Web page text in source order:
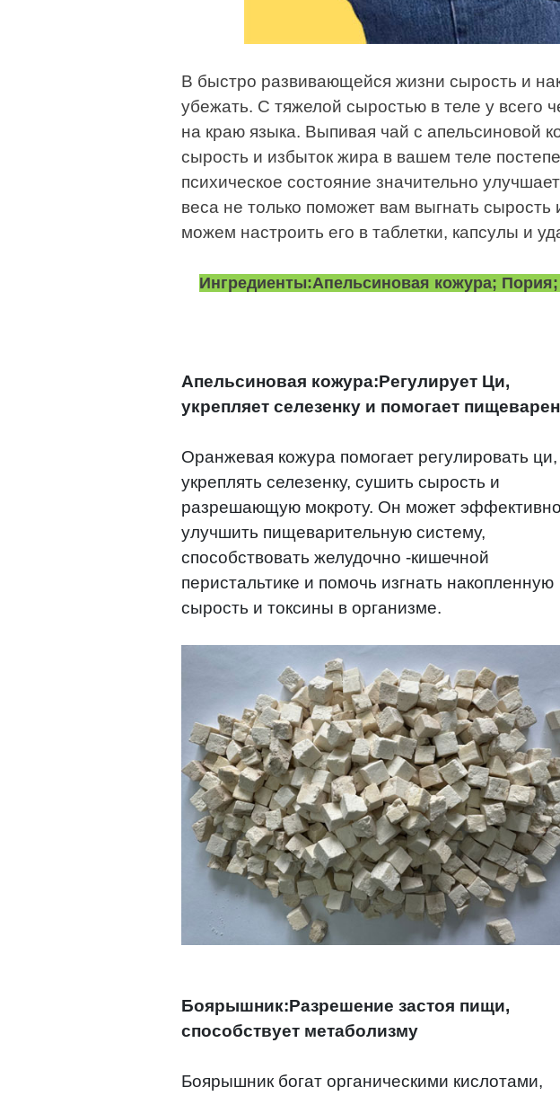
В быстро развивающейся жизни сырость и
убежать. С тяжелой сыростью в теле у всего
на краю языка. Выпивая чай с апельсиновой
сырость и избыток жира в вашем теле
психическое состояние значительно
веса не только поможет вам выгнать
можем настроить его в таблетки, капсулы и
Ингредиенты:Апельсиновая кожура;
Апельсиновая кожура:Регулирует Ци,
укрепляет селезенку и помогает
Оранжевая кожура помогает регулировать ци,
укреплять селезенку, сушить сырость и
разрешающую мокроту. Он может эффективно
улучшить пищеварительную систему,
способствовать желудочно -кишечной
перистальтике и помочь изгнать накопленную
сырость и токсины в организме.
Боярышник:Разрешение застоя пищи,
способствует метаболизму
Боярышник богат органическими кислотами,